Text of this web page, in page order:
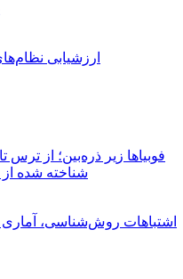
ارزشیابی
فوبیاها زیر ذره‌بین؛ از ترس
شناخته شده از
اشتباهات روش‌شناسی،